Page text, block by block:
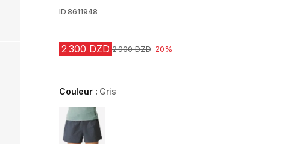
ID 8611948
2 300 DZD Prix avant la réduction
2 900 DZD-20%
Couleur : Gris
Choose a variant